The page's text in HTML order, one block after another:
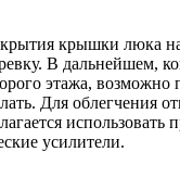
крышки люка
В дальнейшем,
этажа, возможно
Для облегчения
использовать
усилители.